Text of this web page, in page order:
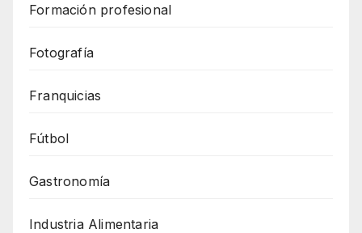
Formación profesional
Fotografía
Franquicias
Fútbol
Gastronomía
Industria Alimentaria